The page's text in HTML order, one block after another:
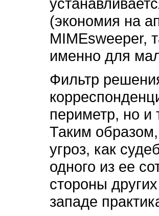
(экономия на
MIMEsweeper,
именно для
Фильтр
периметр, но и
Таким образом,
угроз, как
одного из ее
стороны
западе